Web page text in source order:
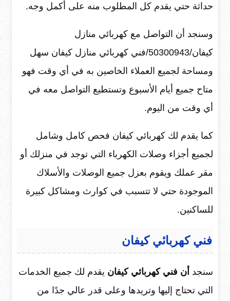
حداثة حتي يقدم كل المطلوب منه على أكمل وجه.
وسنجد أن التواصل مع كهربائي منازل
كيفان/50300943/فني كهربائي منازل كيفان
سهل
ومساحة لجميع العملاء الخاصين به في أي وقت فهو
متاح جميع أيام الأسبوع وتستطيع التواصل معه في
أي وقت من اليوم.
كما يقدم لك كهربائي كيفان فحص كامل وشامل
لجميع أجزاء وصلات الكهرباء التي توجد في منزلك أو
مقر عملك ويقوم بعزل جميع الوصلات والأسلاك
الموجودة حتي لا تتسبب في كوارث ومشاكل كبيرة
للساكنين.
فني كهربائي كيفان
سنجد أن فني كهربائي كيفان يقدم لك جميع الخدمات
التي تحتاج إليها وتريدها وعلى قدر عالي جدًا من